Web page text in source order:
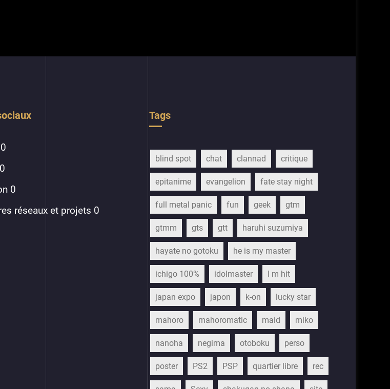
0
0
0
réseaux et projets 0
Tags
blind spot chat clannad critique
epitanime evangelion fate stay night
full metal panic fun geek gtm
gtmm gts gtt haruhi suzumiya
hayate no gotoku he is my master
ichigo 100% idolmaster I m hit
japan expo japon k-on lucky star
mahoro mahoromatic maid miko
nanoha negima otoboku perso
poster PS2 PSP quartier libre rec